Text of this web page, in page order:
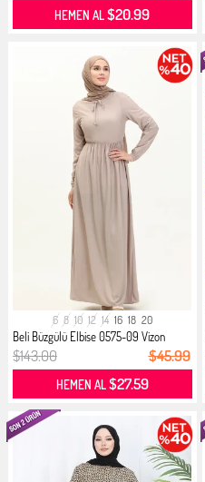
HEMEN AL$20.99
6 8 10 12 14 16 18 20
Beli Büzgülü Elbise 0575-09 Vizon
$143.00 $45.99
HEMEN AL$27.59